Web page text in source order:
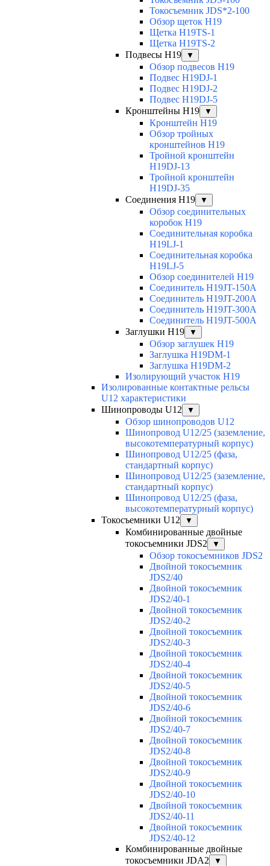
Токосъемник JDS*2-100
Обзор щеток H19
Щетка H19TS-1
Щетка H19TS-2
Подвесы H19
▼
Обзор подвесов H19
Подвес H19DJ-1
Подвес H19DJ-2
Подвес H19DJ-5
Кронштейны H19
▼
Кронштейн H19
Обзор тройных
кронштейнов H19
Тройной кронштейн
H19DJ-13
Тройной кронштейн
H19DJ-35
Соединения H19
▼
Обзор соединительных
коробок H19
Соединительная коробка
H19LJ-1
Соединительная коробка
H19LJ-5
Обзор соединителей H19
Соединитель H19JT-150A
Соединитель H19JT-200A
Соединитель H19JT-300A
Соединитель H19JT-500A
Заглушки H19
▼
Обзор заглушек H19
Заглушка H19DM-1
Заглушка H19DM-2
Изолирующий участок H19
Изолированные контактные рельсы
U12 характеристики
Шинопроводы U12
▼
Обзор шинопроводов U12
Шинопровод U12/25 (заземление,
высокотемпературный корпус)
Шинопровод U12/25 (фаза,
стандартный корпус)
Шинопровод U12/25 (заземление,
стандартный корпус)
Шинопровод U12/25 (фаза,
высокотемпературный корпус)
Токосъемники U12
▼
Комбинированные двойные
токосъемники JDS2
▼
Обзор токосъемников JDS2
Двойной токосъемник
JDS2/40
Двойной токосъемник
JDS2/40-1
Двойной токосъемник
JDS2/40-2
Двойной токосъемник
JDS2/40-3
Двойной токосъемник
JDS2/40-4
Двойной токосъемник
JDS2/40-5
Двойной токосъемник
JDS2/40-6
Двойной токосъемник
JDS2/40-7
Двойной токосъемник
JDS2/40-8
Двойной токосъемник
JDS2/40-9
Двойной токосъемник
JDS2/40-10
Двойной токосъемник
JDS2/40-11
Двойной токосъемник
JDS2/40-12
Комбинированные двойные
токосъемники JDA2
▼